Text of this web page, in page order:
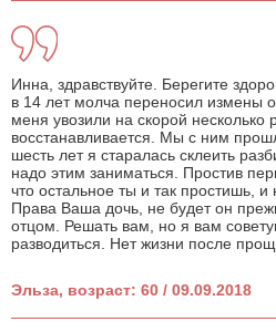
Инна, здравствуйте. Берегите
в 14 лет молча переносил измены
меня увозили на скорой несколько
восстанавливается. Мы с ним
шесть лет я старалась склеить
надо этим заниматься. Простив
что остальное ты и так простишь,
Права Ваша дочь, не будет он
отцом. Решать вам, но я вам
разводиться. Нет жизни после
Эльза, возраст: 60 / 09.09.2018